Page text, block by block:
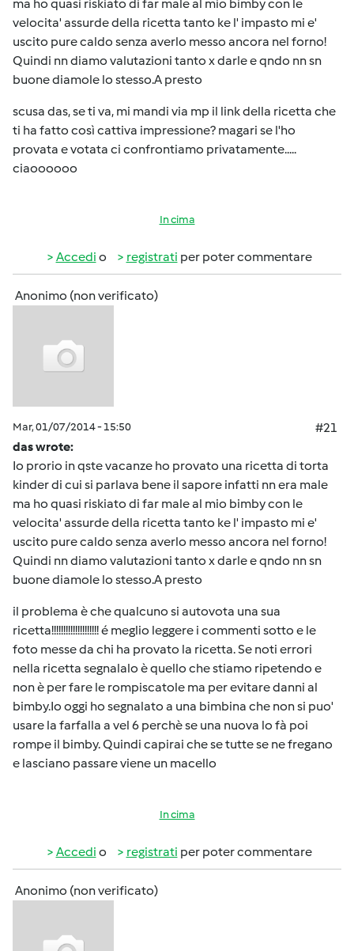
ma ho quasi riskiato di far male al mio bimby con le
velocita' assurde della ricetta tanto ke l' impasto mi e'
uscito pure caldo senza averlo messo ancora nel forno!
Quindi nn diamo valutazioni tanto x darle e qndo nn sn
buone diamole lo stesso.A presto
scusa das, se ti va, mi mandi via mp il link della ricetta che
ti ha fatto così cattiva impressione? magari se l'ho
provata e votata ci confrontiamo privatamente.....
ciaoooooo
In cima
Accedi o registrati per poter commentare
Anonimo (non verificato)
Mar, 01/07/2014 - 15:50
#21
das wrote:
Io prorio in qste vacanze ho provato una ricetta di torta
kinder di cui si parlava bene il sapore infatti nn era male
ma ho quasi riskiato di far male al mio bimby con le
velocita' assurde della ricetta tanto ke l' impasto mi e'
uscito pure caldo senza averlo messo ancora nel forno!
Quindi nn diamo valutazioni tanto x darle e qndo nn sn
buone diamole lo stesso.A presto
il problema è che qualcuno si autovota una sua
ricetta!!!!!!!!!!!!!!!!!!!! é meglio leggere i commenti sotto e le
foto messe da chi ha provato la ricetta. Se noti errori
nella ricetta segnalalo è quello che stiamo ripetendo e
non è per fare le rompiscatole ma per evitare danni al
bimby.Io oggi ho segnalato a una bimbina che non si puo'
usare la farfalla a vel 6 perchè se una nuova lo fà poi
rompe il bimby. Quindi capirai che se tutte se ne fregano
e lasciano passare viene un macello
In cima
Accedi o registrati per poter commentare
Anonimo (non verificato)